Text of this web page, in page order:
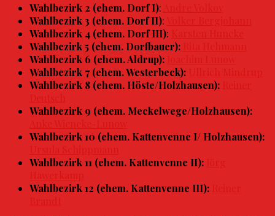
Wahlbezirk 2 (ehem. Dorf I):
Wahlbezirk 3 (ehem. Dorf II):
Wahlbezirk 4 (ehem. Dorf III):
Wahlbezirk 5 (ehem. Dorfbauer):
Wahlbezirk 6 (ehem. Aldrup):
Wahlbezirk 7 (ehem. Westerbeck):
Wahlbezirk 8 (ehem. Höste/Holzhausen):
Wahlbezirk 9 (ehem. Meckelwege/Holzhausen):
Wahlbezirk 10 (ehem. Kattenvenne I/ Holzhausen):
Wahlbezirk 11 (ehem. Kattenvenne II):
Wahlbezirk 12 (ehem. Kattenvenne III):